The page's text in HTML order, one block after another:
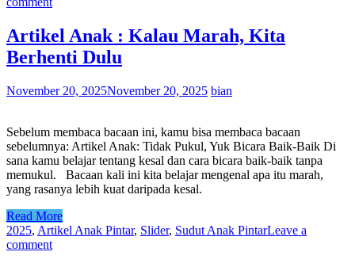
Artikel Anak : Kalau Marah, Kita
Berhenti Dulu
November 20, 2025November 20, 2025 bian
Sebelum membaca bacaan ini, kamu bisa membaca bacaan
sebelumnya: Artikel Anak: Tidak Pukul, Yuk Bicara Baik-Baik Di
sana kamu belajar tentang kesal dan cara bicara baik-baik tanpa
memukul. Bacaan kali ini kita belajar mengenal apa itu marah,
yang rasanya lebih kuat daripada kesal.
Read More
2025, Artikel Anak Pintar, Slider, Sudut Anak PintarLeave a
comment